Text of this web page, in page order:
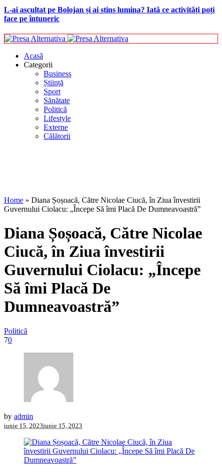
L-ai ascultat pe Bolojan și ai stins lumina? Iată ce activități poți
face pe întuneric
Acasă
Categorii
Business
Știință
Sport
Sănătate
Politică
Lifestyle
Externe
Călătorii
Home » Diana Șoșoacă, Către Nicolae Ciucă, în Ziua învestirii
Guvernului Ciolacu: „Începe Să îmi Placă De Dumneavoastră”
Diana Șoșoacă, Către Nicolae
Ciucă, în Ziua învestirii
Guvernului Ciolacu: „Începe
Să îmi Placă De
Dumneavoastră”
Politică
70
by admin
iunie 15, 2023iunie 15, 2023